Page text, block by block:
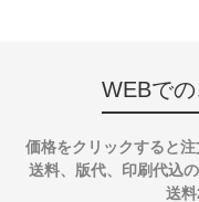
WEBで
価格をクリックすると
送料、版代、印刷代込
送